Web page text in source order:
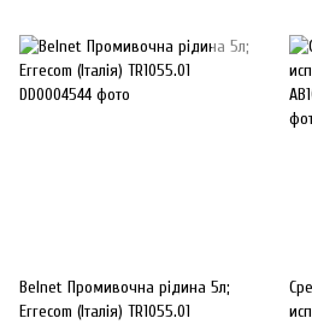
Belnet Промивочна рідина 5л;
Errecom (Італія) TR1055.01